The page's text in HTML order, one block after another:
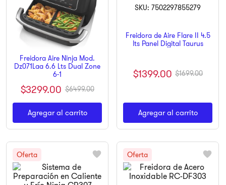
Freidora Aire Ninja Mod.
Dz071Laa 6.6 Lts Dual Zone
6-1
$3299.00 $6499.00
Agregar al carrito
7502297855279
Freidora de Aire Flare II 4.5
lts Panel Digital Taurus
$1399.00 $1699.00
Agregar al carrito